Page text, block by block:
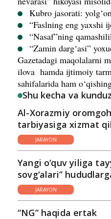
Kubro jasorati:
“Faslning eng yaxshi
“Nasaf”ning
“Zamin darg‘asi”
Gazetadagi maqolalarni
ilova hamda ijtimoiy
sahifalarida ham
Shu kecha va
Al-Xorazmiy
tarbiyasiga xizmat
JARAYON
Yangi o‘quv yiliga
sovg‘alari”
JARAYON
“NG” haqida ertak